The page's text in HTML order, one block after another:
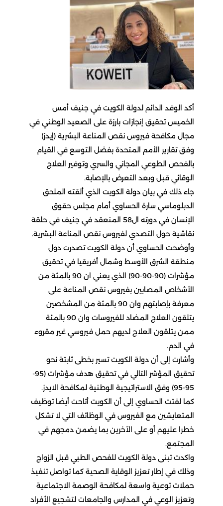
أكد الوفد الدائم لدولة الكويت في جنيف أمس
الخميس تحقيق إنجازات بارزة على الصعيد الوطني في
مجال مكافحة فيروس نقص المناعة البشرية (إيدز)
وفق تقارير الأمم المتحدة بفضل التوسع في القيام
بالفحص الطوعي المجاني والسري وتوفير العلاج
الوقائي قبل وبعد التعرض بالإصابة.
جاء ذلك في بيان دولة الكويت الذي ألقته الملحق
الدبلوماسي سارة الحساوي أمام مجلس حقوق
الإنسان في دورته ال58 المنعقد في جنيف في حلقة
نقاشية حول التصدي لفيروس نقص المناعة البشرية.
وأوضحت الحساوي أن دولة الكويت تصدرت دول
منطقة الشرق الأوسط وشمال أفريقيا في تحقيق
مؤشرات (90-90-90) الذي يعني ان 90 بالمئة من
الأشخاص المصابين بفيروس نقص المناعة على
معرفة بإصابتهم وان 90 بالمئة من المشخصين
يتلقون العلاج المضاد للفيروسات وان 90 بالمئة
ممن يتلقون العلاج لديهم حمل فيروسي غير مقروء
في الدم.
وأشارت إلى أن دولة الكويت تسير بخطى ثابتة نحو
تحقيق المؤشر التالي في تحقيق هدف مؤشرات (95-
95-95) وفق الاستراتيجية الوطنية لمكافحة الايدز.
كما لفتت الحساوي إلى أن الكويت أتاحت أيضا توظيف
المتعايشين مع الفيروس في الوظائف التي لا تشكل
خطرا عليهم أو على الآخرين بما يضمن دمجهم في
المجتمع.
واكدت تبنى دولة الكويت للفحص الطبي قبل الزواج
وذلك في إطار تعزيز الوقاية الصحية كما تواصل تنفيذ
حملات توعية واسعة لمكافحة الوصمة الاجتماعية
وتعزيز الوعي في المدارس والجامعات لتشجيع الأفراد